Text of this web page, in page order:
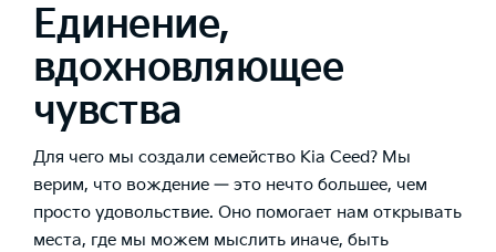
Единение,
вдохновляющее
чувства
Для чего мы создали семейство Kia Ceed? Мы
верим, что вождение — это нечто большее, чем
просто удовольствие. Оно помогает нам открывать
места, где мы можем мыслить иначе, быть